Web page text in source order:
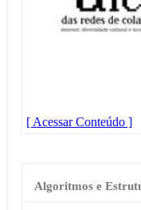
[ Acessar Conteúdo ]
Algoritmos e